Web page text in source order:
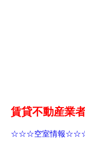
賃貸不動産業
☆☆☆空室情報